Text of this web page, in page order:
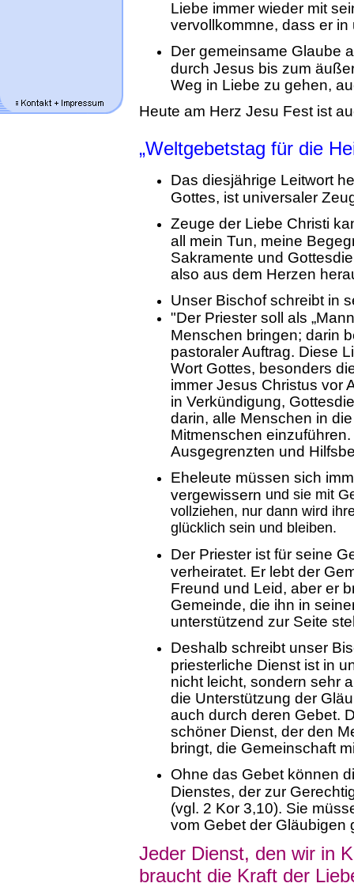
Liebe immer wieder mit
vervollkommne, dass er in
Der gemeinsame Glaube
durch Jesus bis zum
Weg in Liebe zu gehen,
Heute am Herz Jesu Fest ist
„Weltgebetstag für die
Das diesjährige Leitwort
Gottes, ist universaler
Zeuge der Liebe Christi
all mein Tun, meine
Sakramente und
also aus dem Herzen
Unser Bischof schreibt in
"Der Priester soll als
Menschen bringen; darin
pastoraler Auftrag. Diese
Wort Gottes, besonders
immer Jesus Christus vor
in Verkündigung,
darin, alle Menschen in
Mitmenschen
Ausgegrenzten und
Eheleute müssen sich
vergewissern und sie mit
vollziehen, nur dann wird
glücklich sein und bleiben.
Der Priester ist für seine
verheiratet. Er lebt der
Freund und Leid, aber er
Gemeinde, die ihn in
unterstützend zur Seite
Deshalb schreibt unser
priesterliche Dienst ist in
nicht leicht, sondern sehr
die Unterstützung der
auch durch deren Gebet.
schöner Dienst, der den
bringt, die Gemeinschaft
Ohne das Gebet können
Dienstes, der zur
(vgl. 2 Kor 3,10). Sie
vom Gebet der Gläubigen
Jeder Dienst, den wir in
braucht die Kraft der